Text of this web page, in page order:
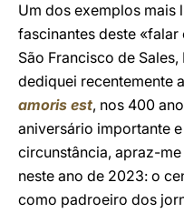
Um dos exemplos mais
fascinantes deste
São Francisco de
dediquei recentemente
amoris est, nos 400
aniversário importante
circunstância, apraz-
neste ano de 2023: o
como padroeiro dos